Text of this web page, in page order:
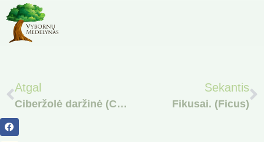
Atgal
Ciberžolė daržinė (Curcuma longa)
Sekantis
Fikusai. (Ficus)